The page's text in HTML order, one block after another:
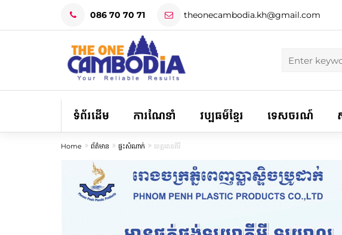
086 70 70 71 theonecambodia.kh@gmail.com
ទំព័រដើម ការណែនាំ វប្បធម៌ខ្មែរ ទេសចរណ៍
Home ព័ត៌មាន ផ្ទះសំណាក់ ខេត្តរតនគិរី